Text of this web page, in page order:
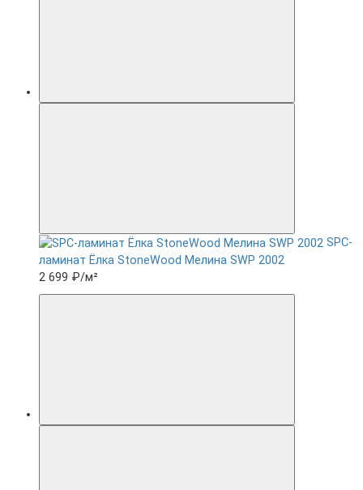
SPC-
ламинат Ëлка StoneWood Мелина SWP 2002
2 699 ₽/м²